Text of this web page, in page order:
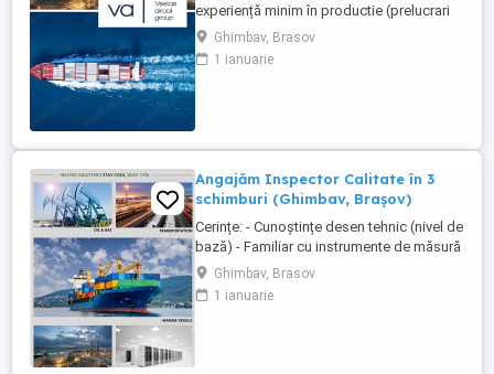
experiență minim în productie (prelucrari
prin aschiere). Căutăm persoane serioase,
dornice să învețe și să muncească, se va
oferi instruire la locul de muncă. Program:
Ghimbav, Brasov
1 ianuarie
Angajăm Inspector Calitate în 3
schimburi (Ghimbav, Brașov)
Cerințe: - Cunoștințe desen tehnic (nivel de
bază) - Familiar cu instrumente de măsură
și control (ex. șubler) - Limba engleză
(nivel incepator) - Cunoștințe operare PC
(email, Excel) - Abilități bune de lucru în
Ghimbav, Brasov
1 ianuarie